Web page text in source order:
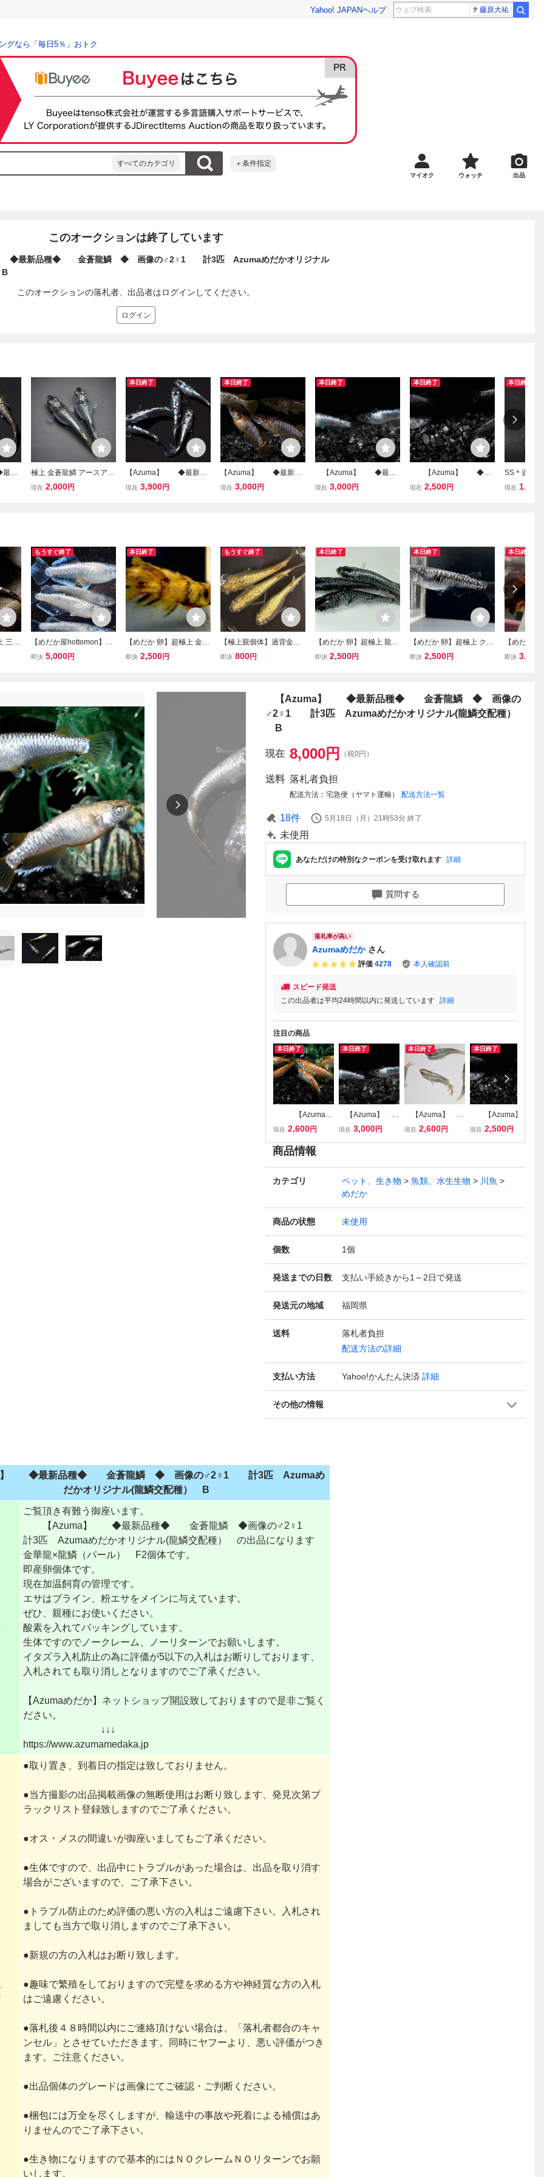
Yahoo! JAPANヘルプ 藤原大祐
グなら「毎日5％」おトク
すべてのカテゴリ ＋条件指定
マイオク ウォッチ 出品
このオークションは終了しています
最新品種◆ 金蒼龍鱗 ◆ 画像の♂2♀1 計3匹 Azumaめだかオリジナル
B
このオークションの落札者、出品者はログインしてください。
ログイン
新
極上 金蒼龍鱗 アースアイ
1ペア 現物出品 (検索)龍
現在 2,000円
本日終了
【Azuma】 ◆最新品
種◆ 蒼龍鱗 ◆ 画
現在 3,900円
本日終了
【Azuma】 ◆最新品
種◆ 赭煌龍 ◆ 画
現在 3,000円
本日終了
【Azuma】 ◆最新
品種◆ 墨龍 ◆ 画像
現在 3,000円
本日終了
【Azuma】 ◆最
新品種◆ 黒熾龍 ◆
現在 2,500円
本日終了
SS＊過背
１２２
現在 1,000
三色
もうすぐ終了
【めだか屋hottomon】龍
鱗(稚魚)10匹
即決 5,000円
本日終了
【めだか 卵】超極上 金閣
めだか 有精卵 10個＋α 画
即決 2,500円
もうすぐ終了
【極上親個体】過背金龍
稚魚 5匹＋（補償分1匹）
即決 800円
本日終了
【めだか 卵】超極上 龍鱗
有精卵10個 画像の個体の
即決 2,500円
本日終了
【めだか 卵】超極上 クラ
ヤミ カガミ鱗 保証込10個
三色 ラメ
即決 2,500円
本日終了
【めだか
求羅 保証
龍 ラメ
即決 3,000
【Azuma】 ◆最新品種◆ 金蒼龍鱗 ◆ 画像の
♂2♀1 計3匹 Azumaめだかオリジナル(龍鱗交配種）
B
現在 8,000円 （税0円）
送料 落札者負担
配送方法 宅急便（ヤマト運輸） 配送方法一覧
18件 5月18日（月）21時53分 終了
未使用
あなただけの特別なクーポンを受け取れます 詳細
質問する
落札率が高い
Azumaめだか さん
評価 4278 本人確認前
スピード発送
この出品者は平均24時間以内に発送しています 詳細
注目の商品
本日終了
【Azuma】
◆極上親種◆
像の♂2♀3 計5
匹
現在 2,600円
本日終了
【Azuma】
◆最新品種◆ 墨
鱗）
現在 3,000円
本日終了
【Azuma】
◆最新品種◆
オリジナル(龍鱗交
配種）
現在 2,600円
本日終了
【Azuma】
◆最新品種◆
現在 2,500円
商品情報
カテゴリ ペット、生き物 魚類、水生生物
川魚
めだか
商品の状態 未使用
個数 1個
発送までの日数 支払い手続きから1～2日で発送
発送元の地域 福岡県
送料
落札者負担
配送方法の詳細
支払い方法 Yahoo!かんたん決済 詳細
その他の情報